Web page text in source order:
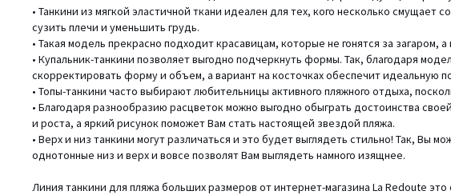
• Танкини из мягкой эластичной ткани идеален для тех, кого несколько
сузить плечи и уменьшить грудь.
• Такая модель прекрасно подходит красавицам, которые не гонятся за
• Купальник-танкини позволяет выгодно подчеркнуть формы. Так, благодаря
скорректировать форму и объем, а вариант на косточках обеспечит идеальную
• Топы-танкини часто выбирают любительницы активного пляжного отдыха,
• Благодаря разнообразию расцветок можно выгодно обыграть достоинства
и роста, а яркий рисунок поможет Вам стать настоящей звездой пляжа.
• Верх и низ танкини могут различаться и это будет выглядеть стильно! Так,
однотонные низ и верх и вовсе позволят Вам выглядеть намного изящнее.
Линия танкини для пляжа больших размеров от интернет-магазина La Redoute